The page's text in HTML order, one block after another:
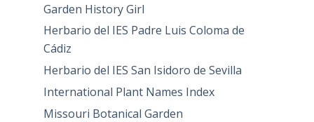
Garden History Girl
Herbario del IES Padre Luis Coloma de
Cádiz
Herbario del IES San Isidoro de Sevilla
International Plant Names Index
Missouri Botanical Garden